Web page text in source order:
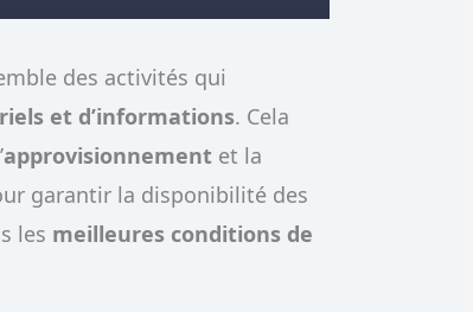
des activités qui
et d’informations. Cela
approvisionnement et la
garantir la disponibilité des
les meilleures conditions de